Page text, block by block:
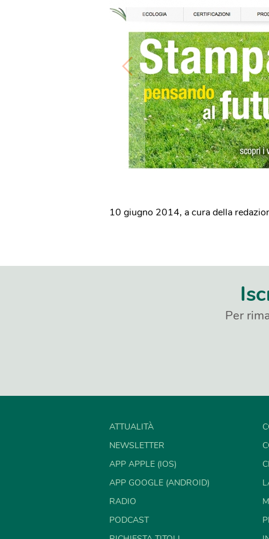
10 giugno 2014, a cura della
Per
ATTUALITÀ
NEWSLETTER
APP APPLE (IOS)
APP GOOGLE (ANDROID)
RADIO
PODCAST